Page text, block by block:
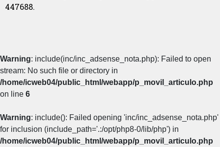
447688.
Warning: include(inc/inc_adsense_nota.php): Failed to open
stream: No such file or directory in
/home/icweb04/public_html/webapp/p_movil_articulo.php
on line 6
Warning: include(): Failed opening 'inc/inc_adsense_nota.php'
for inclusion (include_path='.:/opt/php8-0/lib/php') in
/home/icweb04/public_html/webapp/p_movil_articulo.php